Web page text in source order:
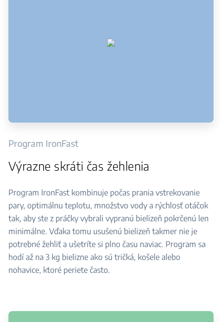
Program IronFast
Výrazne skráti čas žehlenia
Program IronFast kombinuje počas prania vstrekovanie
pary, optimálnu teplotu, množstvo vody a rýchlosť otáčok
tak, aby ste z práčky vybrali vypranú bielizeň pokrčenú len
minimálne. Vďaka tomu usušenú bielizeň takmer nie je
potrebné žehliť a ušetríte si plno času naviac. Program sa
hodí až na 3 kg bielizne ako sú tričká, košele alebo
nohavice, ktoré periete často.